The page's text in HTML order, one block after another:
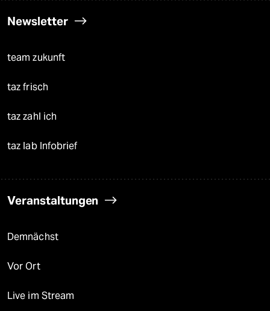
Newsletter
team zukunft
taz frisch
taz zahl ich
taz lab Infobrief
Veranstaltungen
Demnächst
Vor Ort
Live im Stream